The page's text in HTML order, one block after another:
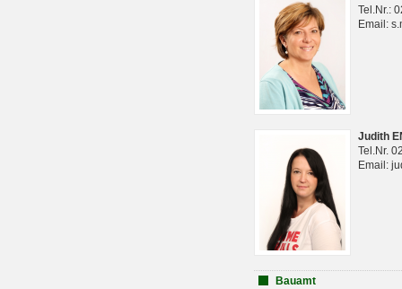
Tel.Nr.:
Email:
Judith
Tel.Nr.
Email:
Bauamt